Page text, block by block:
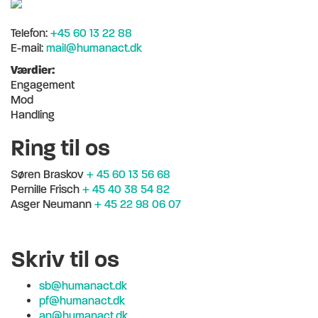
Telefon: +45 60 13 22 88
E-mail: mail@humanact.dk
Værdier:
Engagement
Mod
Handling
Ring til os
Søren Braskov + 45 60 13 56 68
Pernille Frisch + 45 40 38 54 82
Asger Neumann + 45 22 98 06 07
Skriv til os
sb@humanact.dk
pf@humanact.dk